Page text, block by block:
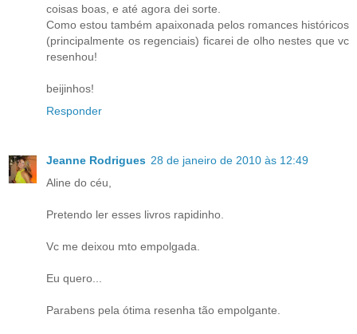
coisas boas, e até agora dei sorte.
Como estou também apaixonada pelos romances históricos
(principalmente os regenciais) ficarei de olho nestes que vc
resenhou!
beijinhos!
Responder
Jeanne Rodrigues 28 de janeiro de 2010 às 12:49
Aline do céu,
Pretendo ler esses livros rapidinho.
Vc me deixou mto empolgada.
Eu quero...
Parabens pela ótima resenha tão empolgante.